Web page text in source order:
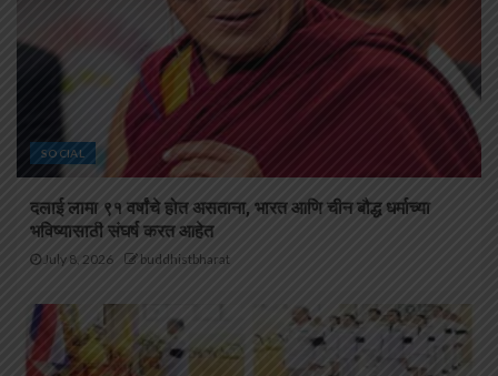
SOCIAL
दलाई लामा ९१ वर्षांचे होत असताना, भारत आणि चीन बौद्ध धर्माच्या
भविष्यासाठी संघर्ष करत आहेत
July 8, 2026 buddhistbharat